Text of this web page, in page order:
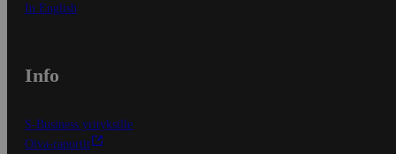
In English
Info
S-Business yrityksille
Oiva-raportit